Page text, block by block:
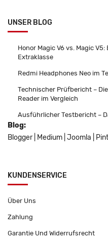
UNSER BLOG
Honor Magic V6 vs. Magic
Extraklasse
Redmi Headphones Neo im
Technischer Prüfbericht –
Reader im Vergleich
Ausführlicher Testbericht –
Blog:
Blogger
Medium Joomla
KUNDENSERVICE
Über Uns
Zahlung
Garantie Und Widerrufsrecht